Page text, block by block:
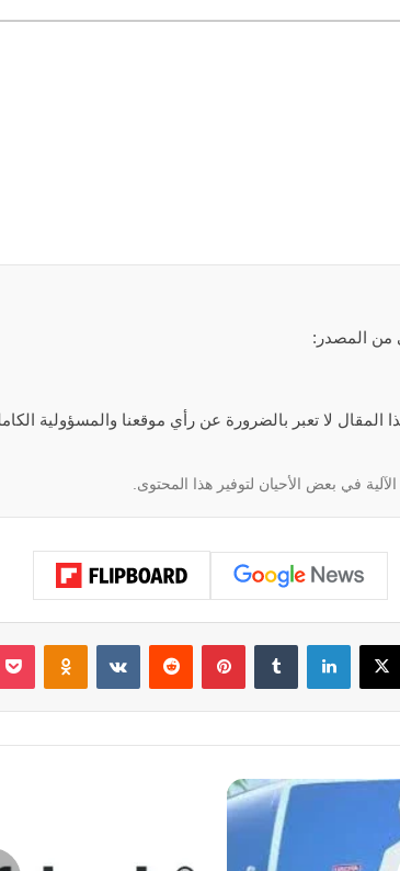
من المصدر:
المقال لا تعبر بالضرورة عن رأي موقعنا والمسؤولية
في بعض الأحيان لتوفير هذا المحتوى.
‫X لينكدإن ‏Tumblr بينتيريست ‏Reddit
‏VKontakte
Odnoklassniki